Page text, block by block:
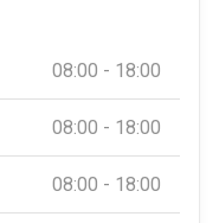
08:00 - 18:00
08:00 - 18:00
08:00 - 18:00